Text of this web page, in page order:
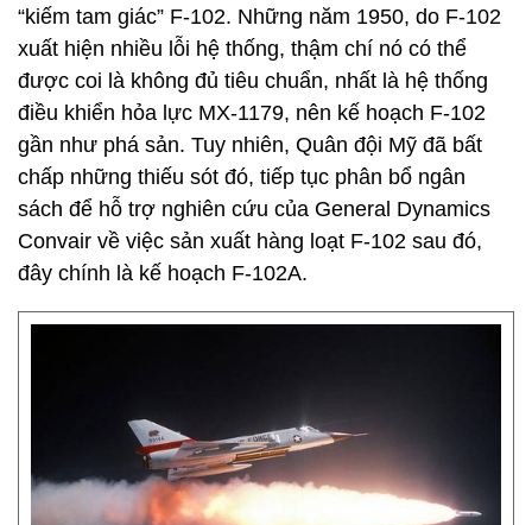
“kiếm tam giác” F-102. Những năm 1950, do F-102
xuất hiện nhiều lỗi hệ thống, thậm chí nó có thể
được coi là không đủ tiêu chuẩn, nhất là hệ thống
điều khiển hỏa lực MX-1179, nên kế hoạch F-102
gần như phá sản. Tuy nhiên, Quân đội Mỹ đã bất
chấp những thiếu sót đó, tiếp tục phân bổ ngân
sách để hỗ trợ nghiên cứu của General Dynamics
Convair về việc sản xuất hàng loạt F-102 sau đó,
đây chính là kế hoạch F-102A.